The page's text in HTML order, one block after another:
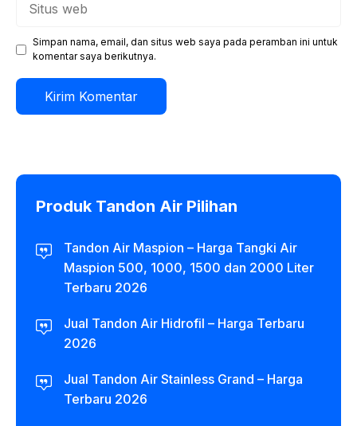
Simpan nama, email, dan situs web saya pada peramban ini untuk
komentar saya berikutnya.
Produk Tandon Air Pilihan
Tandon Air Maspion – Harga Tangki Air
Maspion 500, 1000, 1500 dan 2000 Liter
Terbaru 2026
Jual Tandon Air Hidrofil – Harga Terbaru
2026
Jual Tandon Air Stainless Grand – Harga
Terbaru 2026